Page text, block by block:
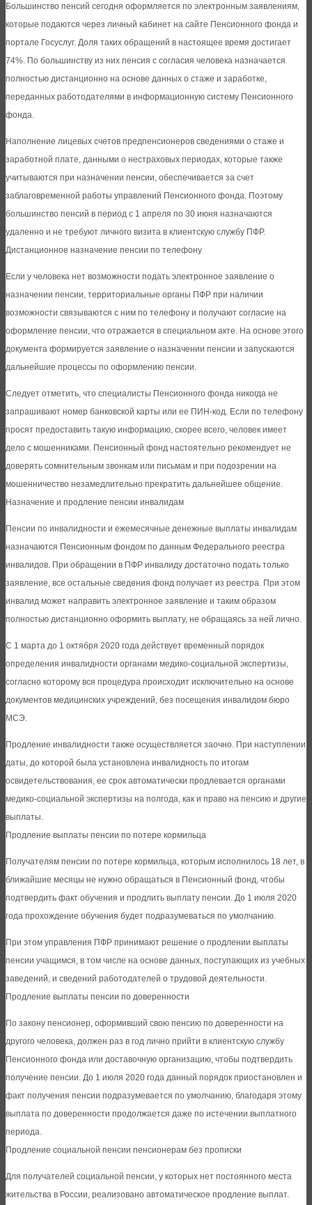
Большинство пенсий сегодня оформляется по электронным заявлениям,
которые подаются через личный кабинет на сайте Пенсионного фонда и
портале Госуслуг. Доля таких обращений в настоящее время достигает
74%. По большинству из них пенсия с согласия человека назначается
полностью дистанционно на основе данных о стаже и заработке,
переданных работодателями в информационную систему Пенсионного
фонда.
Наполнение лицевых счетов предпенсионеров сведениями о стаже и
заработной плате, данными о нестраховых периодах, которые также
учитываются при назначении пенсии, обеспечивается за счет
заблаговременной работы управлений Пенсионного фонда. Поэтому
большинство пенсий в период с 1 апреля по 30 июня назначаются
удаленно и не требуют личного визита в клиентскую службу ПФР.
Дистанционное назначение пенсии по телефону
Если у человека нет возможности подать электронное заявление о
назначении пенсии, территориальные органы ПФР при наличии
возможности связываются с ним по телефону и получают согласие на
оформление пенсии, что отражается в специальном акте. На основе этого
документа формируется заявление о назначении пенсии и запускаются
дальнейшие процессы по оформлению пенсии.
Следует отметить, что специалисты Пенсионного фонда никогда не
запрашивают номер банковской карты или ее ПИН-код. Если по телефону
просят предоставить такую информацию, скорее всего, человек имеет
дело с мошенниками. Пенсионный фонд настоятельно рекомендует не
доверять сомнительным звонкам или письмам и при подозрении на
мошенничество незамедлительно прекратить дальнейшее общение.
Назначение и продление пенсии инвалидам
Пенсии по инвалидности и ежемесячные денежные выплаты инвалидам
назначаются Пенсионным фондом по данным Федерального реестра
инвалидов. При обращении в ПФР инвалиду достаточно подать только
заявление, все остальные сведения фонд получает из реестра. При этом
инвалид может направить электронное заявление и таким образом
полностью дистанционно оформить выплату, не обращаясь за ней лично.
С 1 марта до 1 октября 2020 года действует временный порядок
определения инвалидности органами медико-социальной экспертизы,
согласно которому вся процедура происходит исключительно на основе
документов медицинских учреждений, без посещения инвалидом бюро
МСЭ.
Продление инвалидности также осуществляется заочно. При наступлении
даты, до которой была установлена инвалидность по итогам
освидетельствования, ее срок автоматически продлевается органами
медико-социальной экспертизы на полгода, как и право на пенсию и другие
выплаты.
Продление выплаты пенсии по потере кормильца
Получателям пенсии по потере кормильца, которым исполнилось 18 лет, в
ближайшие месяцы не нужно обращаться в Пенсионный фонд, чтобы
подтвердить факт обучения и продлить выплату пенсии. До 1 июля 2020
года прохождение обучения будет подразумеваться по умолчанию.
При этом управления ПФР принимают решение о продлении выплаты
пенсии учащимся, в том числе на основе данных, поступающих из учебных
заведений, и сведений работодателей о трудовой деятельности.
Продление выплаты пенсии по доверенности
По закону пенсионер, оформивший свою пенсию по доверенности на
другого человека, должен раз в год лично прийти в клиентскую службу
Пенсионного фонда или доставочную организацию, чтобы подтвердить
получение пенсии. До 1 июля 2020 года данный порядок приостановлен и
факт получения пенсии подразумевается по умолчанию, благодаря этому
выплата по доверенности продолжается даже по истечении выплатного
периода.
Продление социальной пенсии пенсионерам без прописки
Для получателей социальной пенсии, у которых нет постоянного места
жительства в России, реализовано автоматическое продление выплат.